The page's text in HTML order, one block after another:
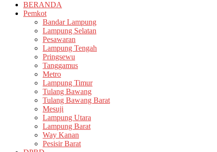
BERANDA
Pemkot
Bandar Lampung
Lampung Selatan
Pesawaran
Lampung Tengah
Pringsewu
Tanggamus
Metro
Lampung Timur
Tulang Bawang
Tulang Bawang Barat
Mesuji
Lampung Utara
Lampung Barat
Way Kanan
Pesisir Barat